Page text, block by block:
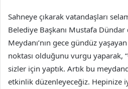
Sahneye çıkarak vatandaşları
Belediye Başkanı Mustafa Dündar
Meydanı’nın gece gündüz
noktası olduğunu vurgu yaparak,
sizler için yaptık. Artık bu
etkinlik düzenleyeceğiz. Hepinize